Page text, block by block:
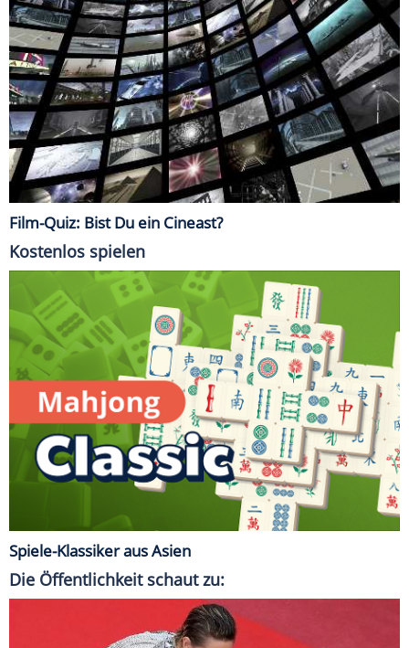
Film-Quiz: Bist Du ein Cineast?
Kostenlos spielen
Spiele-Klassiker aus Asien
Die Öffentlichkeit schaut zu: